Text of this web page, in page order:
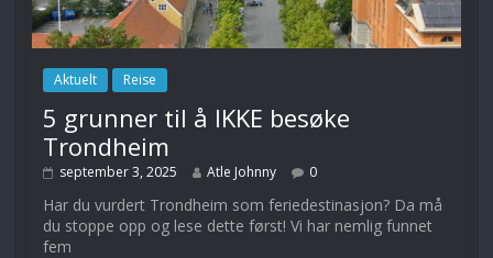
Aktuelt Reise
5 grunner til å IKKE besøke
Trondheim
september 3, 2025 Atle Johnny 0
Har du vurdert Trondheim som feriedestinasjon? Da må
du stoppe opp og lese dette først! Vi har nemlig funnet
fem